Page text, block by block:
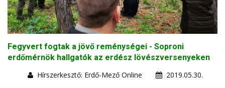
Fegyvert fogtak a jövő reménységei - Soproni
erdőmérnök hallgatók az erdész lövészversenyeken
Hírszerkesztő: Erdő-Mező Online
2019.05.30.